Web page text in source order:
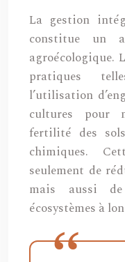
La gestion
constitue un
agroécologique.
pratiques
l’utilisation
cultures pour
fertilité des
chimiques.
seulement de
mais aussi
écosystèmes à